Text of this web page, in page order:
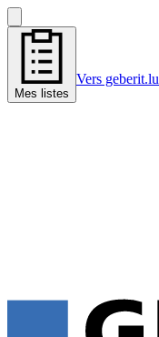
Mes listes
Vers geberit.lu